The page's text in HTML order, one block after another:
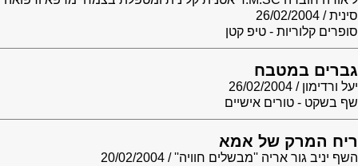
סינית
26/02/2004
סופרים קלוריות - טיפ קטן
גברים במטבח
יעל ורדימון
26/02/2004
שף בשקט - טורים אישיים
ריח המרק של אמא
השף יניב גור אריה ''מבשלים חוויה''
20/02/2004